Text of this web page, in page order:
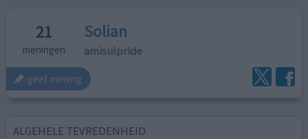
21
meningen
Solian
amisulpride
geef mening
ALGEHELE TEVREDENHEID